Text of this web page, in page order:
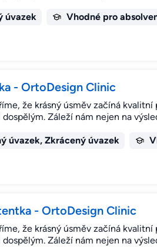
úvazek Vhodné pro
- OrtoDesign Clinic
že krásný úsměv začíná
Záleží nám nejen na
úvazek, Zkrácený úvazek
- OrtoDesign Clinic
že krásný úsměv začíná
Záleží nám nejen na